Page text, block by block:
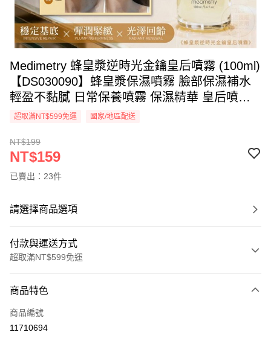
Medimetry 蜂皇漿逆時光金鑰皇后噴霧 (100ml)
【DS030090】蜂皇漿保濕噴霧 臉部保濕補水
輕盈不黏膩 日常保養噴霧 保濕精華 皇后噴霧
保濕噴霧
超取滿NT$599免運 國家/地區配送
NT$199
NT$159
已賣出：23件
請選擇商品選項
付款與運送方式
超取滿NT$599免運
信用卡一次付款
超商取貨付款
商品特色
商品編號
11710694